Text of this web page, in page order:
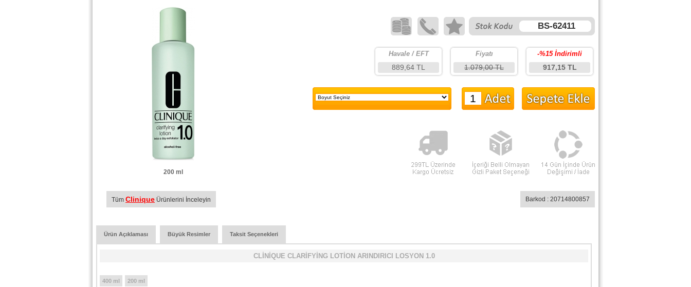
200 ml
BS-62411
-%15 İndirimli
917,15 TL
Fiyatı
1.079,00 TL
Havale / EFT
889,64 TL
Tüm Clinique Ürünlerini İnceleyin Barkod : 20714800857
Ürün Açıklaması Büyük Resimler Taksit Seçenekleri
CLİNİQUE CLARİFYİNG LOTİON ARINDIRICI LOSYON 1.0
400 ml 200 ml